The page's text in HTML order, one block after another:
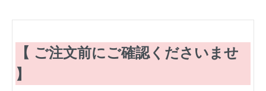
【 ご注文前にご確認くださいませ
】